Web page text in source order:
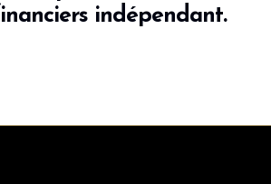
indépendant.